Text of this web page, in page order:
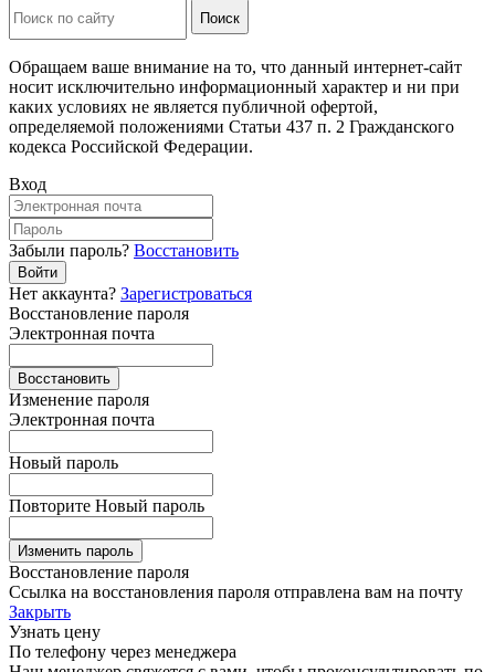
Обращаем ваше внимание на то, что данный интернет-сайт
носит исключительно информационный характер и ни при
каких условиях не является публичной офертой,
определяемой положениями Статьи 437 п. 2 Гражданского
кодекса Российской Федерации.
Вход
Забыли пароль? Восстановить
Войти
Нет аккаунта? Зарегистроваться
Восстановление пароля
Электронная почта
Восстановить
Изменение пароля
Электронная почта
Новый пароль
Повторите Новый пароль
Изменить пароль
Восстановление пароля
Ссылка на восстановления пароля отправлена вам на почту
Закрыть
Узнать цену
По телефону через менеджера